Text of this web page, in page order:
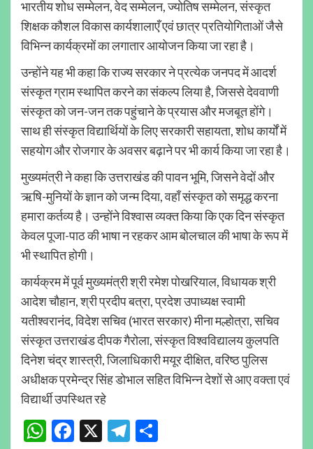
भारतीय शोध सम्मेलन, वेद सम्मेलन, ज्योतिष सम्मेलन, संस्कृत
शिक्षक कौशल विकास कार्यशालाएँ एवं छात्र प्रतियोगिताओं जैसे
विभिन्न कार्यक्रमों का लगातार आयोजन किया जा रहा है।
उन्होंने यह भी कहा कि राज्य सरकार ने प्रत्येक जनपद में आदर्श
संस्कृत ग्राम स्थापित करने का संकल्प लिया है, जिससे देववाणी
संस्कृत को जन-जन तक पहुंचाने के प्रयास और मजबूत होंगे।
साथ ही संस्कृत विद्यार्थियों के लिए सरकारी सहायता, शोध कार्यों में
सहयोग और रोजगार के अवसर बढ़ाने पर भी कार्य किया जा रहा है।
मुख्यमंत्री ने कहा कि उत्तराखंड की पावन भूमि, जिसने वेदों और
ऋषि-मुनियों के ज्ञान को जन्म दिया, वहाँ संस्कृत को समृद्ध करना
हमारा कर्तव्य है। उन्होंने विश्वास व्यक्त किया कि एक दिन संस्कृत
केवल पूजा-पाठ की भाषा न रहकर आम बोलचाल की भाषा के रूप में
भी स्थापित होगी।
कार्यक्रम में पूर्व मुख्यमंत्री श्री रमेश पोखरियाल, विधायक श्री
आदेश चौहान, श्री प्रदीप बत्रा, प्रदेश उपाध्यक्ष स्वामी
यतीश्वरानंद, विदेश सचिव (भारत सरकार) मीना मल्होत्रा, सचिव
संस्कृत उत्तराखंड दीपक गैरोला, संस्कृत विश्वविद्यालय कुलपति
दिनेश चंद्र शास्त्री, जिलाधिकारी मयूर दीक्षित, वरिष्ठ पुलिस
अधीक्षक प्रमेन्द्र सिंह डोभाल सहित विभिन्न देशों से आए वक्ता एवं
विद्यार्थी उपस्थित रहे
WhatsApp
Facebook
X Telegram